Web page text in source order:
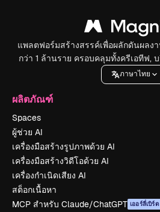
แพลตฟอร์มสร้างสรรค์เพื่อผลักดันผล
กว่า 1 ล้านราย ครอบคลุมทั้งครีเอทีฟ,
ภาษาไทย
ผลิตภัณฑ์
Spaces
ผู้ช่วย AI
เครื่องมือสร้างรูปภาพด้วย AI
เครื่องมือสร้างวิดีโอด้วย AI
เครื่องกำเนิดเสียง AI
สต็อกเนื้อหา
MCP สำหรับ Claude/ChatGPT เออร์ลี่เบิร์ด